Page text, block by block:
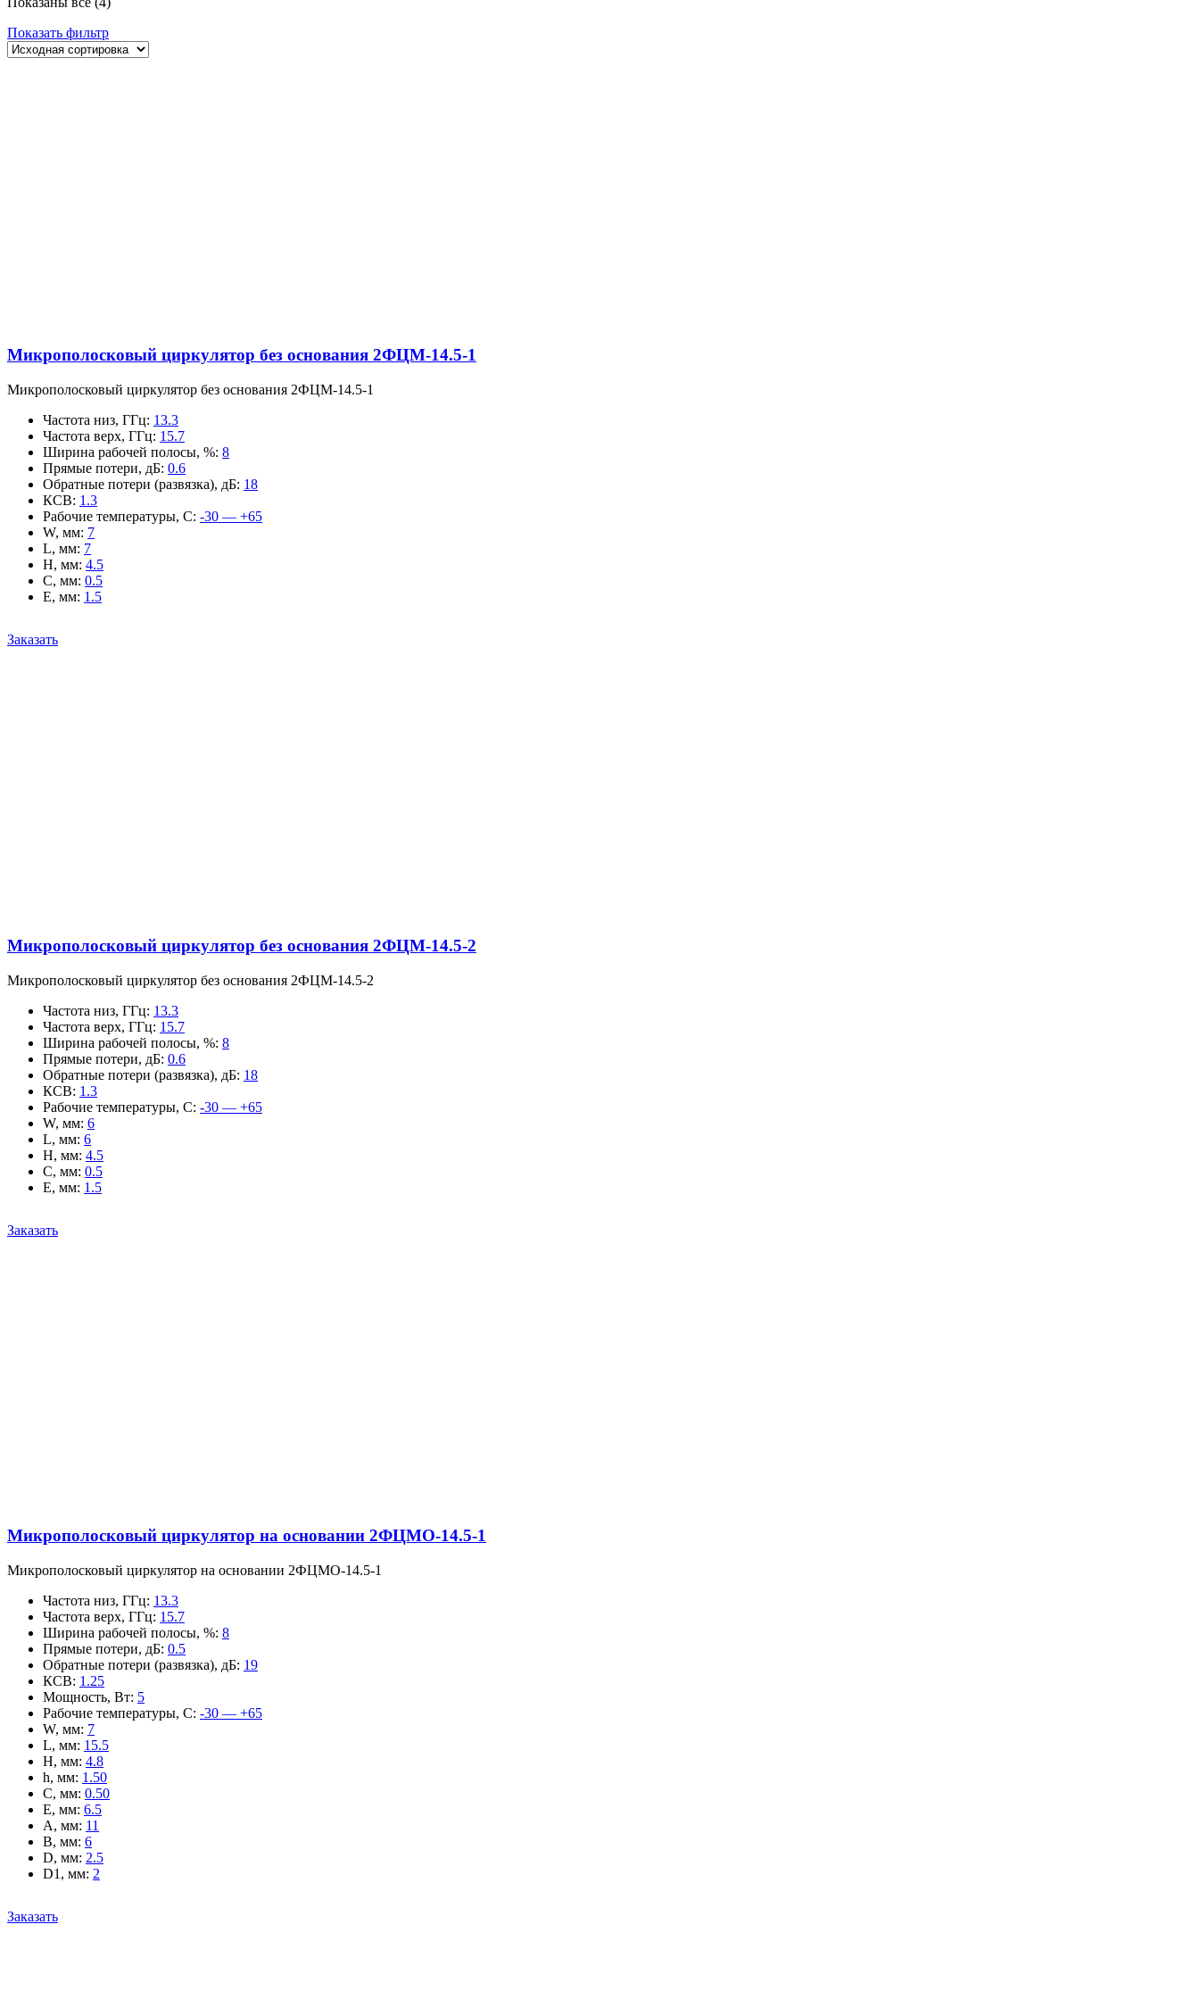
Показать фильтр
Микрополосковый циркулятор без основания 2ФЦМ-14.5-1
Микрополосковый циркулятор без основания 2ФЦМ-14.5-1
Частота низ, ГГц: 13.3
Частота верх, ГГц: 15.7
Ширина рабочей полосы, %: 8
Прямые потери, дБ: 0.6
Обратные потери (развязка), дБ: 18
КСВ: 1.3
Рабочие температуры, С: -30 — +65
W, мм: 7
L, мм: 7
H, мм: 4.5
C, мм: 0.5
E, мм: 1.5
Заказать
Микрополосковый циркулятор без основания 2ФЦМ-14.5-2
Микрополосковый циркулятор без основания 2ФЦМ-14.5-2
Частота низ, ГГц: 13.3
Частота верх, ГГц: 15.7
Ширина рабочей полосы, %: 8
Прямые потери, дБ: 0.6
Обратные потери (развязка), дБ: 18
КСВ: 1.3
Рабочие температуры, С: -30 — +65
W, мм: 6
L, мм: 6
H, мм: 4.5
C, мм: 0.5
E, мм: 1.5
Заказать
Микрополосковый циркулятор на основании 2ФЦМО-14.5-1
Микрополосковый циркулятор на основании 2ФЦМО-14.5-1
Частота низ, ГГц: 13.3
Частота верх, ГГц: 15.7
Ширина рабочей полосы, %: 8
Прямые потери, дБ: 0.5
Обратные потери (развязка), дБ: 19
КСВ: 1.25
Мощность, Вт: 5
Рабочие температуры, С: -30 — +65
W, мм: 7
L, мм: 15.5
H, мм: 4.8
h, мм: 1.50
C, мм: 0.50
E, мм: 6.5
A, мм: 11
B, мм: 6
D, мм: 2.5
D1, мм: 2
Заказать